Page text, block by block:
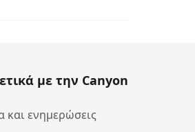
με την Canyon
και ενημερώσεις